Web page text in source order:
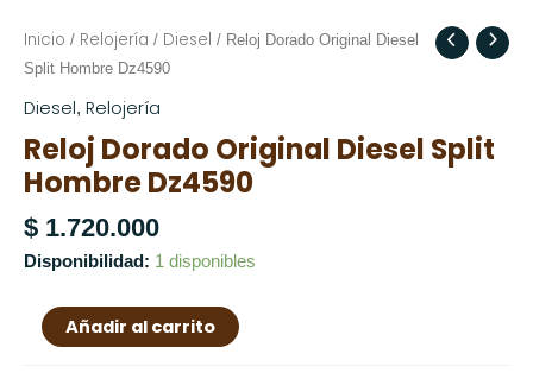
Inicio / Relojería / Diesel / Reloj Dorado Original Diesel
Split Hombre Dz4590
Diesel, Relojería
Reloj Dorado Original Diesel Split
Hombre Dz4590
$ 1.720.000
Disponibilidad: 1 disponibles
Reloj
Dorado
Original
Split
Hombre
cantidad
Añadir al carrito